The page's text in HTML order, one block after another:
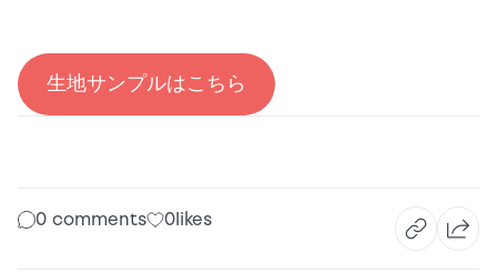
生地サンプルはこちら
0 comments 0likes